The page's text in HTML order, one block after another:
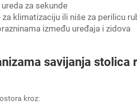
za sekunde
klimatizaciju ili niše za perilicu
između uređaja i zidova
savijanja stolica
kroz: